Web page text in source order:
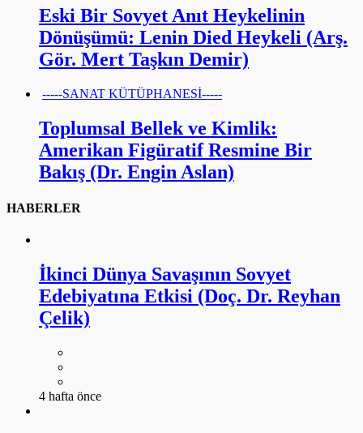
Eski Bir Sovyet Anıt Heykelinin
Dönüşümü: Lenin Died Heykeli (Arş.
Gör. Mert Taşkın Demir)
-----SANAT KÜTÜPHANESİ-----
Toplumsal Bellek ve Kimlik:
Amerikan Figüratif Resmine Bir
Bakış (Dr. Engin Aslan)
HABERLER
İkinci Dünya Savaşının Sovyet
Edebiyatına Etkisi (Doç. Dr. Reyhan
Çelik)
4 hafta önce